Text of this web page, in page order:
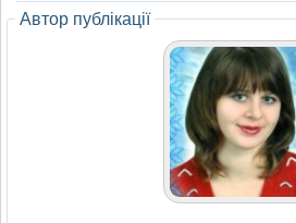
Автор публікації